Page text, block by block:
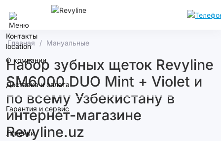
Контакты
О компании
Доставка и оплата
Гарантия и сервис
Линейки
Главная Мануальные
Набор зубных щеток Revyline
SM6000 DUO Mint + Violet и
по всему Узбекистану в
интернет-магазине
Revyline.uz